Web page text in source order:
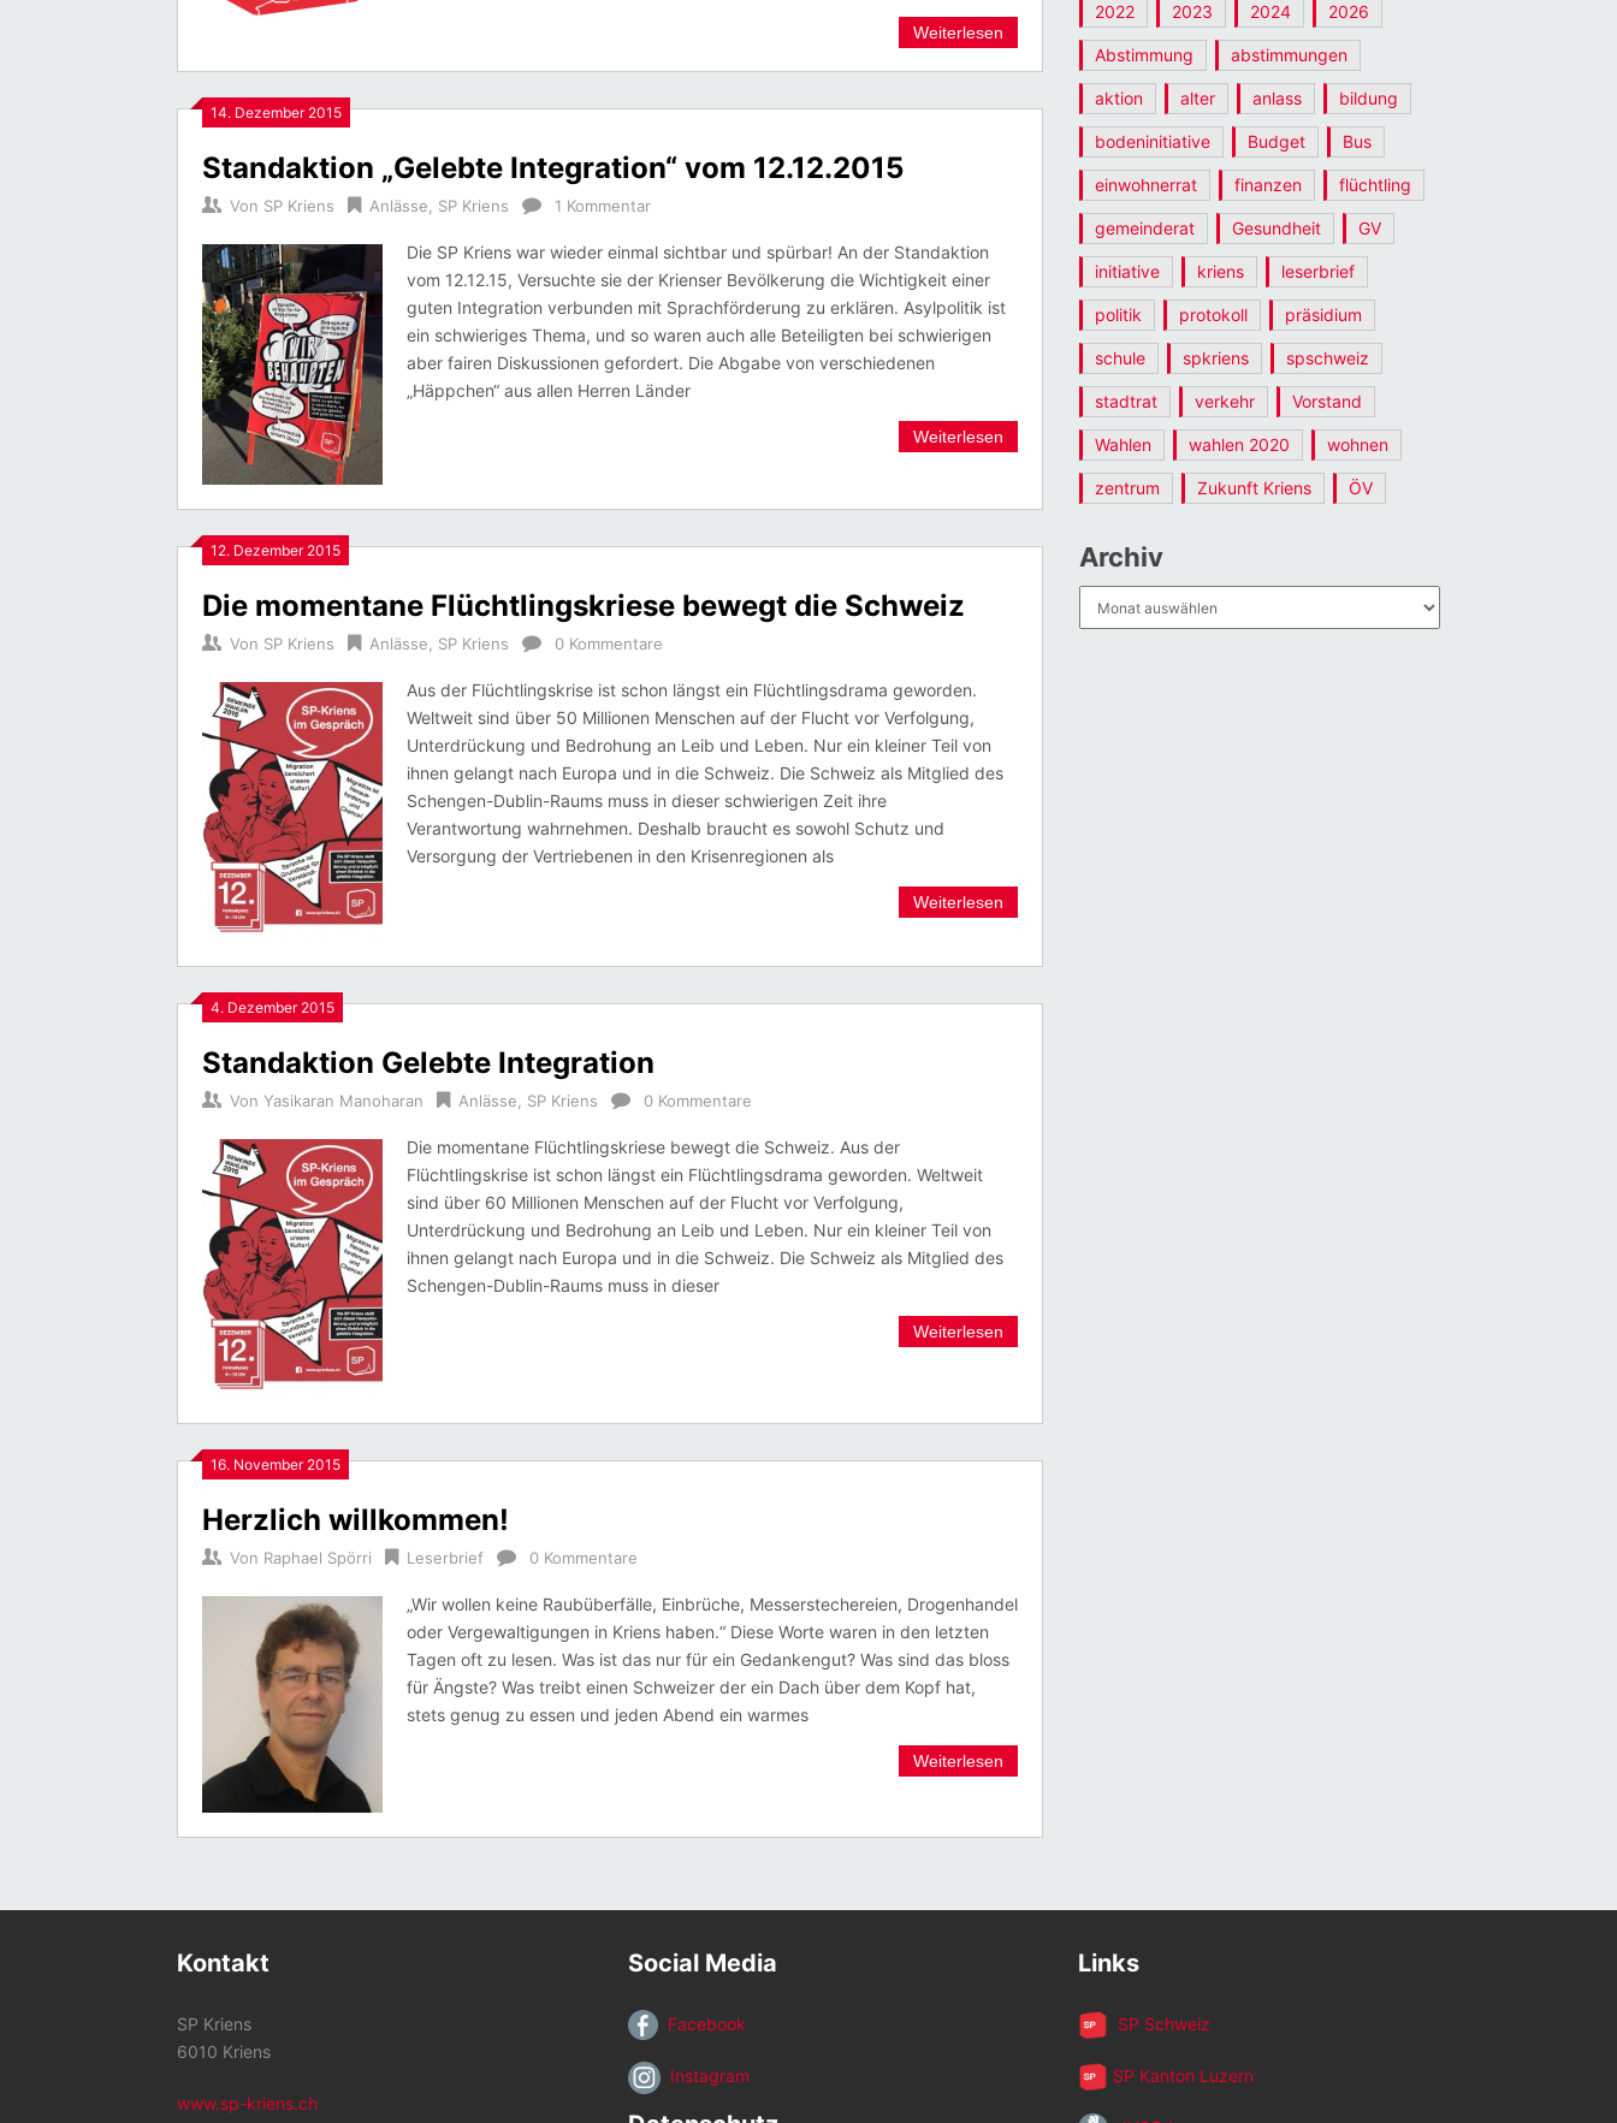
Weiterlesen
14. Dezember 2015
Standaktion „Gelebte Integration“ vom 12.12.2015
Von SP Kriens Anlässe SP Kriens 1 Kommentar
Die SP Kriens war wieder einmal sichtbar und spürbar! An der Standaktion
vom 12.12.15, Versuchte sie der Krienser Bevölkerung die Wichtigkeit einer
guten Integration verbunden mit Sprachförderung zu erklären. Asylpolitik ist
ein schwieriges Thema, und so waren auch alle Beteiligten bei schwierigen
aber fairen Diskussionen gefordert. Die Abgabe von verschiedenen
„Häppchen“ aus allen Herren Länder
Weiterlesen
12. Dezember 2015
Die momentane Flüchtlingskriese bewegt die Schweiz
Von SP Kriens Anlässe SP Kriens 0 Kommentare
Aus der Flüchtlingskrise ist schon längst ein Flüchtlingsdrama geworden.
Weltweit sind über 50 Millionen Menschen auf der Flucht vor Verfolgung,
Unterdrückung und Bedrohung an Leib und Leben. Nur ein kleiner Teil von
ihnen gelangt nach Europa und in die Schweiz. Die Schweiz als Mitglied des
Schengen-Dublin-Raums muss in dieser schwierigen Zeit ihre
Verantwortung wahrnehmen. Deshalb braucht es sowohl Schutz und
Versorgung der Vertriebenen in den Krisenregionen als
Weiterlesen
4. Dezember 2015
Standaktion Gelebte Integration
Von Yasikaran Manoharan Anlässe SP Kriens 0 Kommentare
Die momentane Flüchtlingskriese bewegt die Schweiz. Aus der
Flüchtlingskrise ist schon längst ein Flüchtlingsdrama geworden. Weltweit
sind über 60 Millionen Menschen auf der Flucht vor Verfolgung,
Unterdrückung und Bedrohung an Leib und Leben. Nur ein kleiner Teil von
ihnen gelangt nach Europa und in die Schweiz. Die Schweiz als Mitglied des
Schengen-Dublin-Raums muss in dieser
Weiterlesen
16. November 2015
Herzlich willkommen!
Von Raphael Spörri Leserbrief 0 Kommentare
„Wir wollen keine Raubüberfälle, Einbrüche, Messerstechereien, Drogenhandel
oder Vergewaltigungen in Kriens haben.“ Diese Worte waren in den letzten
Tagen oft zu lesen. Was ist das nur für ein Gedankengut? Was sind das bloss
für Ängste? Was treibt einen Schweizer der ein Dach über dem Kopf hat,
stets genug zu essen und jeden Abend ein warmes
Weiterlesen
2022 2023 2024 2026
Abstimmung abstimmungen
aktion alter anlass bildung
bodeninitiative Budget Bus
einwohnerrat finanzen flüchtling
gemeinderat Gesundheit GV
initiative kriens leserbrief
politik protokoll präsidium
schule spkriens spschweiz
stadtrat verkehr Vorstand
Wahlen wahlen 2020 wohnen
zentrum Zukunft Kriens ÖV
Archiv
Kontakt
SP Kriens
6010 Kriens
www.sp-kriens.ch
Social Media
Facebook
Instagram
Links
SP Schweiz
SP Kanton Luzern